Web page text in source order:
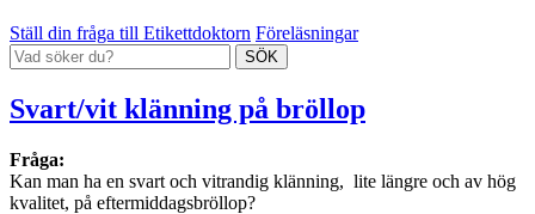
Ställ din fråga till Etikettdoktorn Föreläsningar
Svart/vit klänning på bröllop
Fråga:
Kan man ha en svart och vitrandig klänning, lite längre och av hög
kvalitet, på eftermiddagsbröllop?